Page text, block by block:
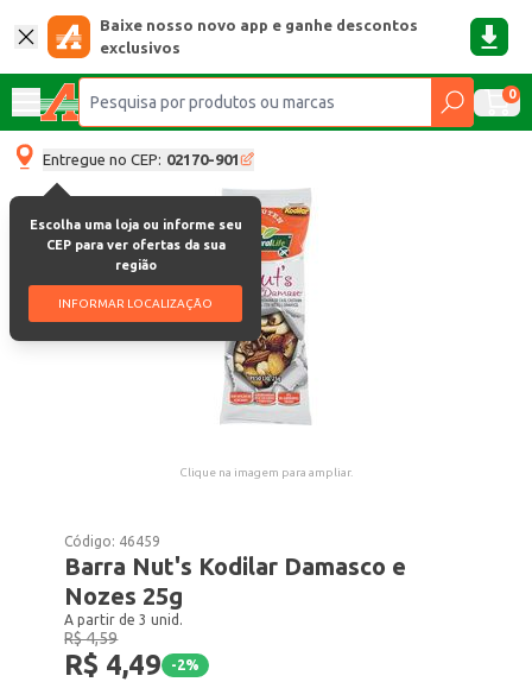
Baixe nosso novo app e ganhe descontos
exclusivos
0
Entregue no CEP: 02170-901
Escolha uma loja ou informe seu
CEP para ver ofertas da sua
região
INFORMAR LOCALIZAÇÃO
Clique na imagem para ampliar.
Código: 46459
Barra Nut's Kodilar Damasco e
Nozes 25g
A partir de 3 unid.
R$ 4,59
R$ 4,49 -2%